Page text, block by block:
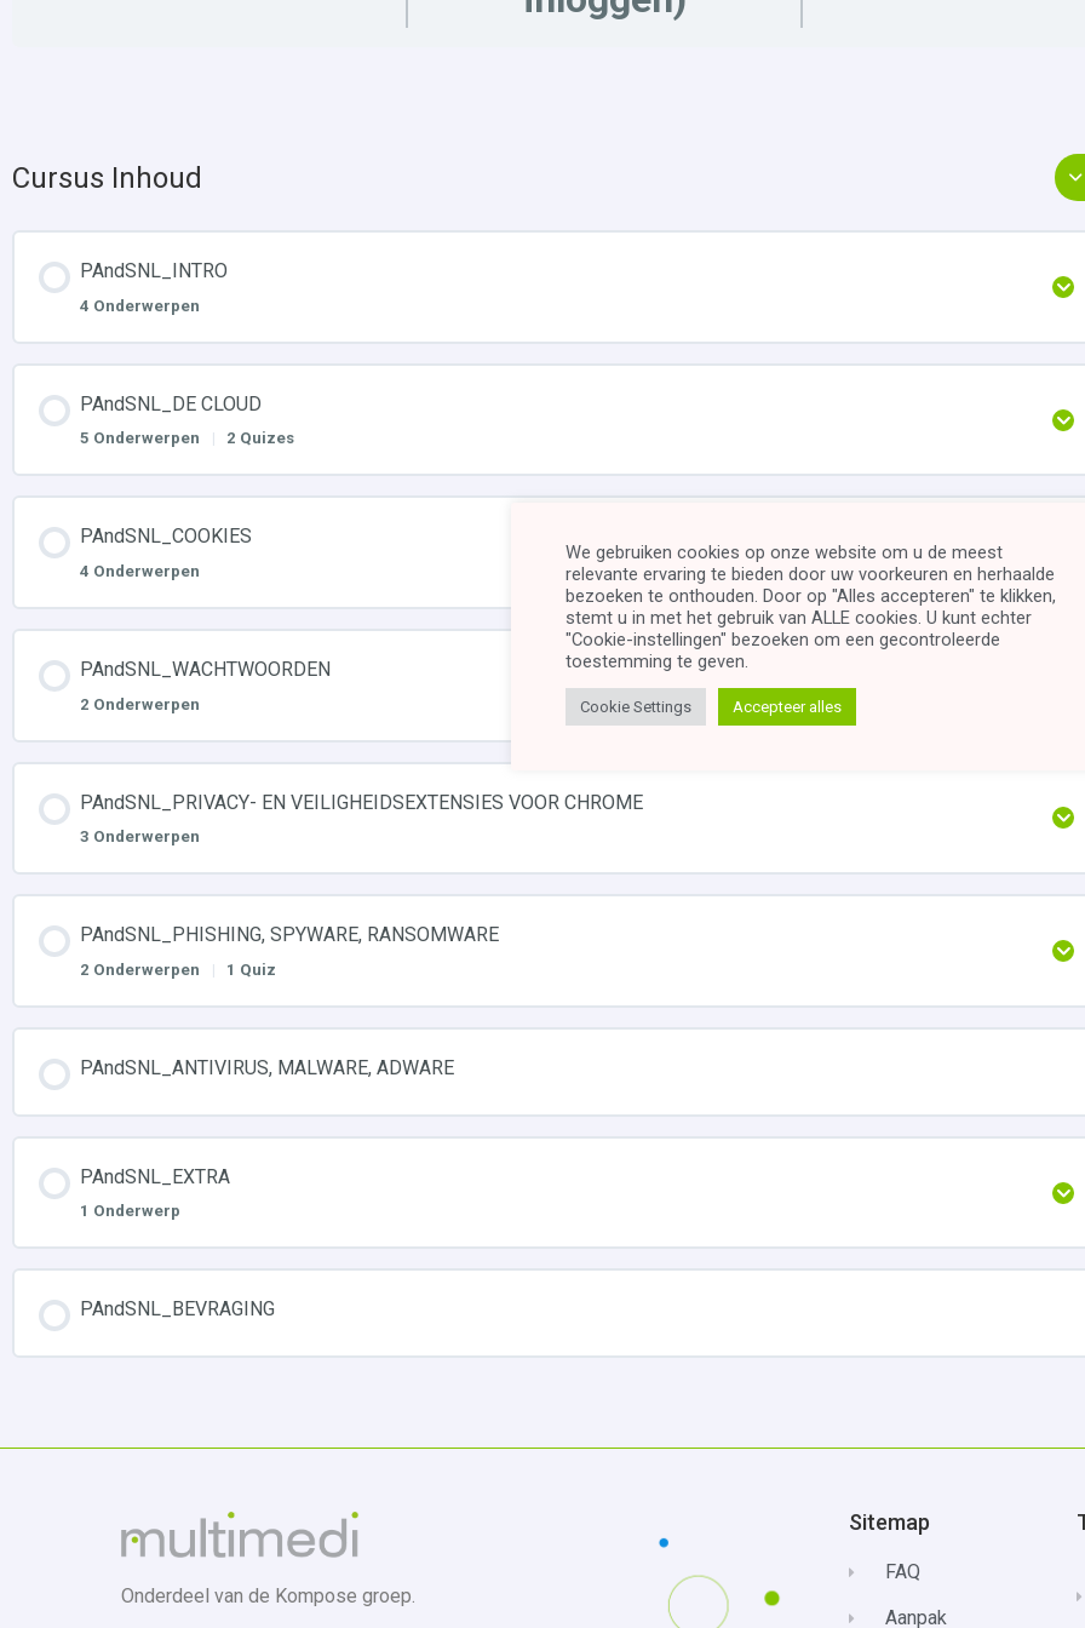
Cursus Inhoud
PAndSNL_INTRO
4 Onderwerpen
PAndSNL_DE CLOUD
5 Onderwerpen | 2 Quizes
PAndSNL_COOKIES
4 Onderwerpen
PAndSNL_WACHTWOORDEN
2 Onderwerpen
PAndSNL_PRIVACY- EN VEILIGHEIDSEXTENSIES VOOR CHROME
3 Onderwerpen
PAndSNL_PHISHING, SPYWARE, RANSOMWARE
2 Onderwerpen | 1 Quiz
PAndSNL_ANTIVIRUS, MALWARE, ADWARE
PAndSNL_EXTRA
1 Onderwerp
PAndSNL_BEVRAGING
Onderdeel van de Kompose groep.
Sitemap
FAQ
Aanpak
We gebruiken cookies op onze website om u de meest
relevante ervaring te bieden door uw voorkeuren en herhaalde
bezoeken te onthouden. Door op "Alles accepteren" te klikken,
stemt u in met het gebruik van ALLE cookies. U kunt echter
"Cookie-instellingen" bezoeken om een ​​gecontroleerde
toestemming te geven.
Cookie Settings Accepteer alles